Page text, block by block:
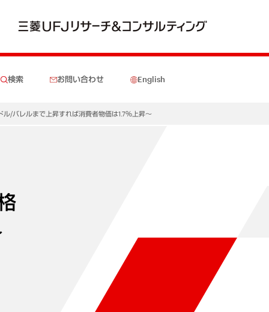
検索 お問い合わせ English
/バレルまで上昇すれば消費者物価は1.7％上昇～